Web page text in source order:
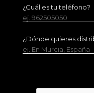
¿Cuál es tu teléfono?
ej. 962505050
¿Dónde quieres
ej. En Murcia, España